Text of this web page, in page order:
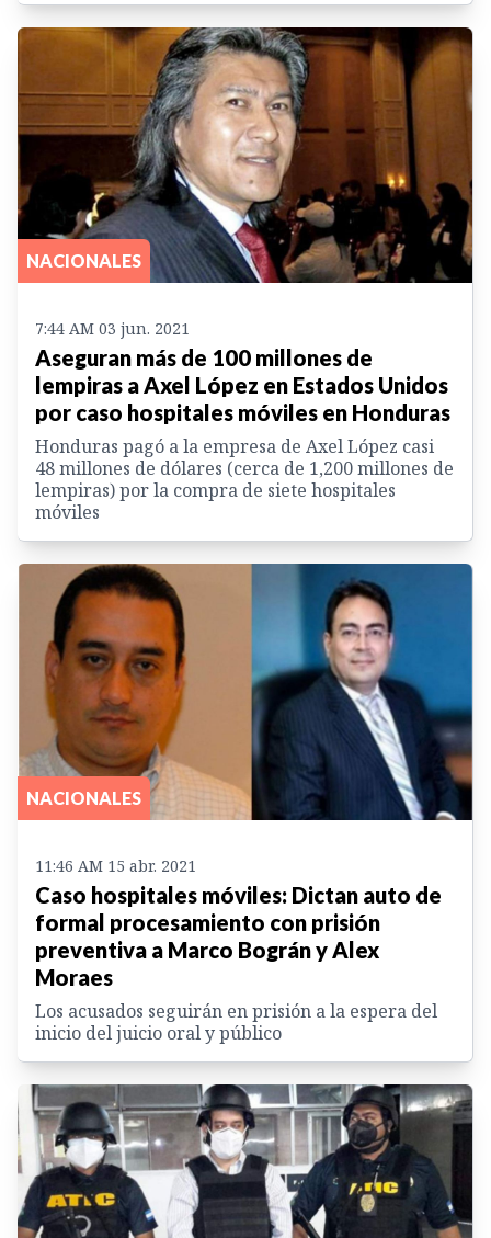
NACIONALES
7:44 AM 03 jun. 2021
Aseguran más de 100 millones de
lempiras a Axel López en Estados Unidos
por caso hospitales móviles en Honduras
Honduras pagó a la empresa de Axel López casi
48 millones de dólares (cerca de 1,200 millones de
lempiras) por la compra de siete hospitales
móviles
NACIONALES
11:46 AM 15 abr. 2021
Caso hospitales móviles: Dictan auto de
formal procesamiento con prisión
preventiva a Marco Bográn y Alex
Moraes
Los acusados seguirán en prisión a la espera del
inicio del juicio oral y público